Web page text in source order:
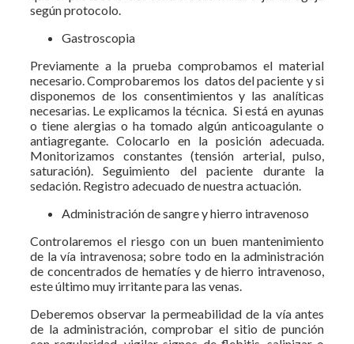
según protocolo.
Gastroscopia
Previamente a la prueba comprobamos el material
necesario. Comprobaremos los datos del paciente y si
disponemos de los consentimientos y las analíticas
necesarias. Le explicamos la técnica. Si está en ayunas
o tiene alergias o ha tomado algún anticoagulante o
antiagregante. Colocarlo en la posición adecuada.
Monitorizamos constantes (tensión arterial, pulso,
saturación). Seguimiento del paciente durante la
sedación. Registro adecuado de nuestra actuación.
Administración de sangre y hierro intravenoso
Controlaremos el riesgo con un buen mantenimiento
de la vía intravenosa; sobre todo en la administración
de concentrados de hematíes y de hierro intravenoso,
este último muy irritante para las venas.
Deberemos observar la permeabilidad de la vía antes
de la administración, comprobar el sitio de punción